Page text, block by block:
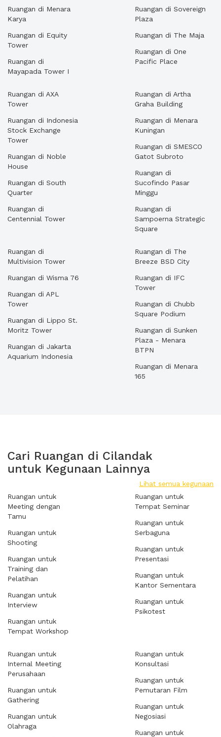
Ruangan di Menara
Karya
Ruangan di Equity
Tower
Ruangan di
Mayapada Tower I
Ruangan di Sovereign
Plaza
Ruangan di The Maja
Ruangan di One
Pacific Place
Ruangan di AXA
Tower
Ruangan di Indonesia
Stock Exchange
Tower
Ruangan di Noble
House
Ruangan di South
Quarter
Ruangan di
Centennial Tower
Ruangan di Artha
Graha Building
Ruangan di Menara
Kuningan
Ruangan di SMESCO
Gatot Subroto
Ruangan di
Sucofindo Pasar
Minggu
Ruangan di
Sampoerna Strategic
Square
Ruangan di
Multivision Tower
Ruangan di Wisma 76
Ruangan di APL
Tower
Ruangan di Lippo St.
Moritz Tower
Ruangan di Jakarta
Aquarium Indonesia
Ruangan di The
Breeze BSD City
Ruangan di IFC
Tower
Ruangan di Chubb
Square Podium
Ruangan di Sunken
Plaza - Menara
BTPN
Ruangan di Menara
165
Cari Ruangan di Cilandak
untuk Kegunaan Lainnya
Lihat semua kegunaan
Ruangan untuk
Meeting dengan
Tamu
Ruangan untuk
Shooting
Ruangan untuk
Training dan
Pelatihan
Ruangan untuk
Interview
Ruangan untuk
Tempat Workshop
Ruangan untuk
Tempat Seminar
Ruangan untuk
Serbaguna
Ruangan untuk
Presentasi
Ruangan untuk
Kantor Sementara
Ruangan untuk
Psikotest
Ruangan untuk
Internal Meeting
Perusahaan
Ruangan untuk
Gathering
Ruangan untuk
Olahraga
Ruangan untuk
Konsultasi
Ruangan untuk
Pemutaran Film
Ruangan untuk
Negosiasi
Ruangan untuk